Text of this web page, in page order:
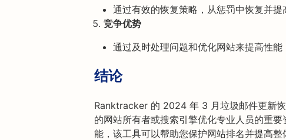
通过有效的恢复策略，从惩罚中恢复并提
竞争优势
通过及时处理问题和优化网站来提高性能
结论
Ranktracker 的 2024 年 3 月垃圾邮件更新
的网站所有者或搜索引擎优化专业人员的重
能，该工具可以帮助您保护网站排名并提高